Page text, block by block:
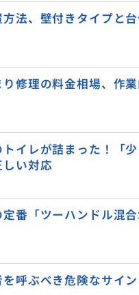
法、壁付きタイプと
り修理の料金相場、作
イレが詰まった！「
い対応
番「ツーハンドル混
呼ぶべき危険なサイ